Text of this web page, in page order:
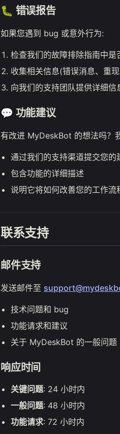
🐛 错误报告
如果您遇到 bug 或意外行为:
检查我们的故障排除指南中是
收集相关信息(错误消息、重
向我们的支持团队提供详细信
💬 功能建议
有改进 MyDeskBot 的想法吗？
通过我们的支持渠道提交您的
包含功能的详细描述
说明它将如何改善您的工作流
联系支持
邮件支持
发送邮件至
技术问题和 bug
功能请求和建议
关于 MyDeskBot 的一般问题
响应时间
关键问题: 24 小时内
一般问题: 48 小时内
功能请求: 72 小时内